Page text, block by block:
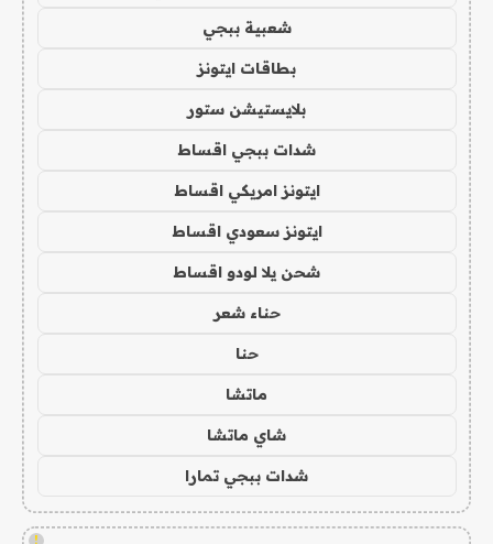
شعبية ببجي
بطاقات ايتونز
بلايستيشن ستور
شدات ببجي اقساط
ايتونز امريكي اقساط
ايتونز سعودي اقساط
شحن يلا لودو اقساط
حناء شعر
حنا
ماتشا
شاي ماتشا
شدات ببجي تمارا
!